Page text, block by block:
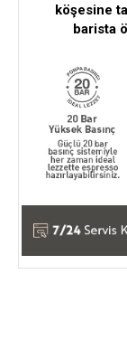
köşesine
barista